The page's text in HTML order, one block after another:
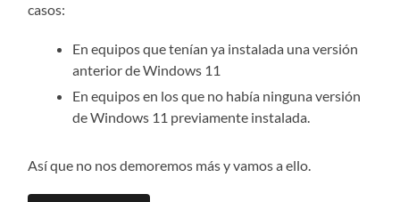
casos:
En equipos que tenían ya instalada una versión
anterior de Windows 11
En equipos en los que no había ninguna versión
de Windows 11 previamente instalada.
Así que no nos demoremos más y vamos a ello.